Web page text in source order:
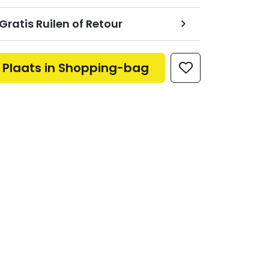
Ruilen of Retour
Plaats in Shopping-bag